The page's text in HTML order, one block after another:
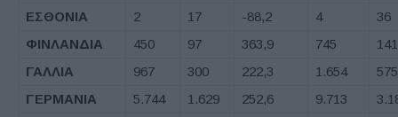
ΕΣΘΟΝΙΑ
2 17 -88,2 4
36
ΦΙΝΛΑΝΔΙΑ
450 97 363,9 745
141
ΓΑΛΛΙΑ
967 300 222,3 1.654
575
ΓΕΡΜΑΝΙΑ
5.744 1.629 252,6 9.713